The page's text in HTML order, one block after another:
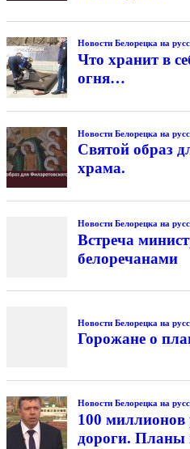
Новости Белорецка на
Что хранит в
огня…
Новости Белорецка на
Святой образ
храма.
Новости Белорецка на
Встреча
белоречанами
Новости Белорецка на
Горожане о
Новости Белорецка на
100 миллионов
дороги. Планы